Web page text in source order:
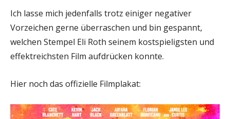
Ich lasse mich jedenfalls trotz einiger negativer
Vorzeichen gerne überraschen und bin gespannt,
welchen Stempel Eli Roth seinem kostspieligsten und
effektreichsten Film aufdrücken konnte.
Hier noch das offizielle Filmplakat: